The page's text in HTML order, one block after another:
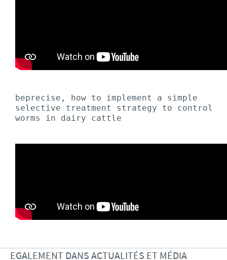
beprecise, how to implement a simple
selective treatment strategy to control
worms in dairy cattle
EGALEMENT DANS ACTUALITÉS ET MÉDIA